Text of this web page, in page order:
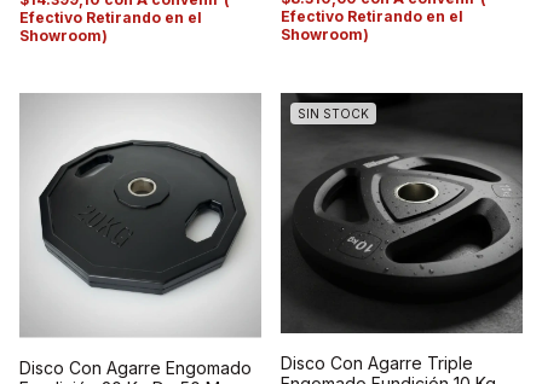
Efectivo Retirando en el
Showroom)
Efectivo Retirando en el
Showroom)
Disco Con Agarre Engomado
SIN STOCK
Disco Con Agarre Triple